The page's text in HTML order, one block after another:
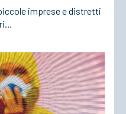
imprese e distretti